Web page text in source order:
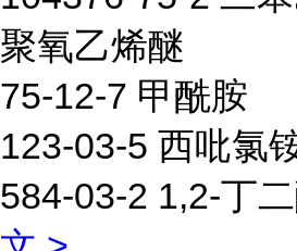
聚氧乙烯醚
75-12-7 甲酰胺
123-03-5 西吡氯
584-03-2 1,2-丁